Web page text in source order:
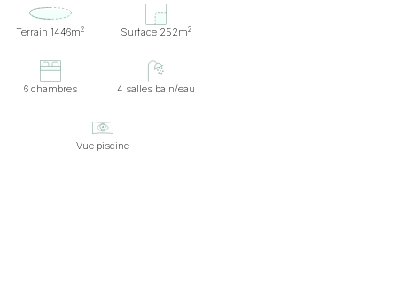
Terrain 1446m2 Surface 252m2
6 chambres 4 salles bain/eau
Vue piscine